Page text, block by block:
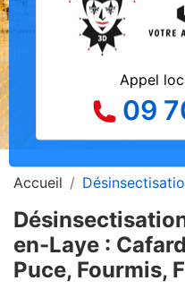
Appel
09
Accueil
en-Laye :
Puce, Fourmis,